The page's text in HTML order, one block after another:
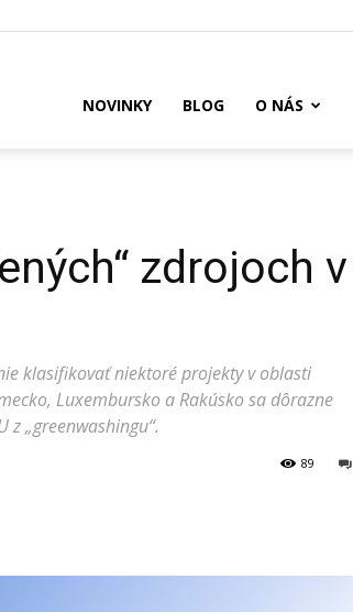
NOVINKY BLOG O NÁS
zdrojoch v
klasifikovať niektoré projekty v oblasti
Luxembursko a Rakúsko sa dôrazne
„greenwashingu“.
89